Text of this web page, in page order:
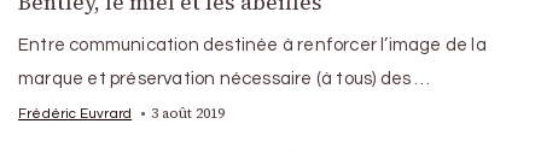
Entre communication destinée à renforcer l’image de la
marque et préservation nécessaire (à tous) des …
Frédéric Euvrard 3 août 2019